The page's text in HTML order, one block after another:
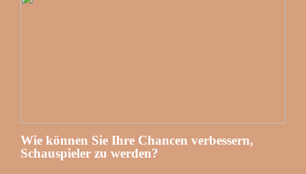
Wie können Sie Ihre Chancen verbessern,
Schauspieler zu werden?